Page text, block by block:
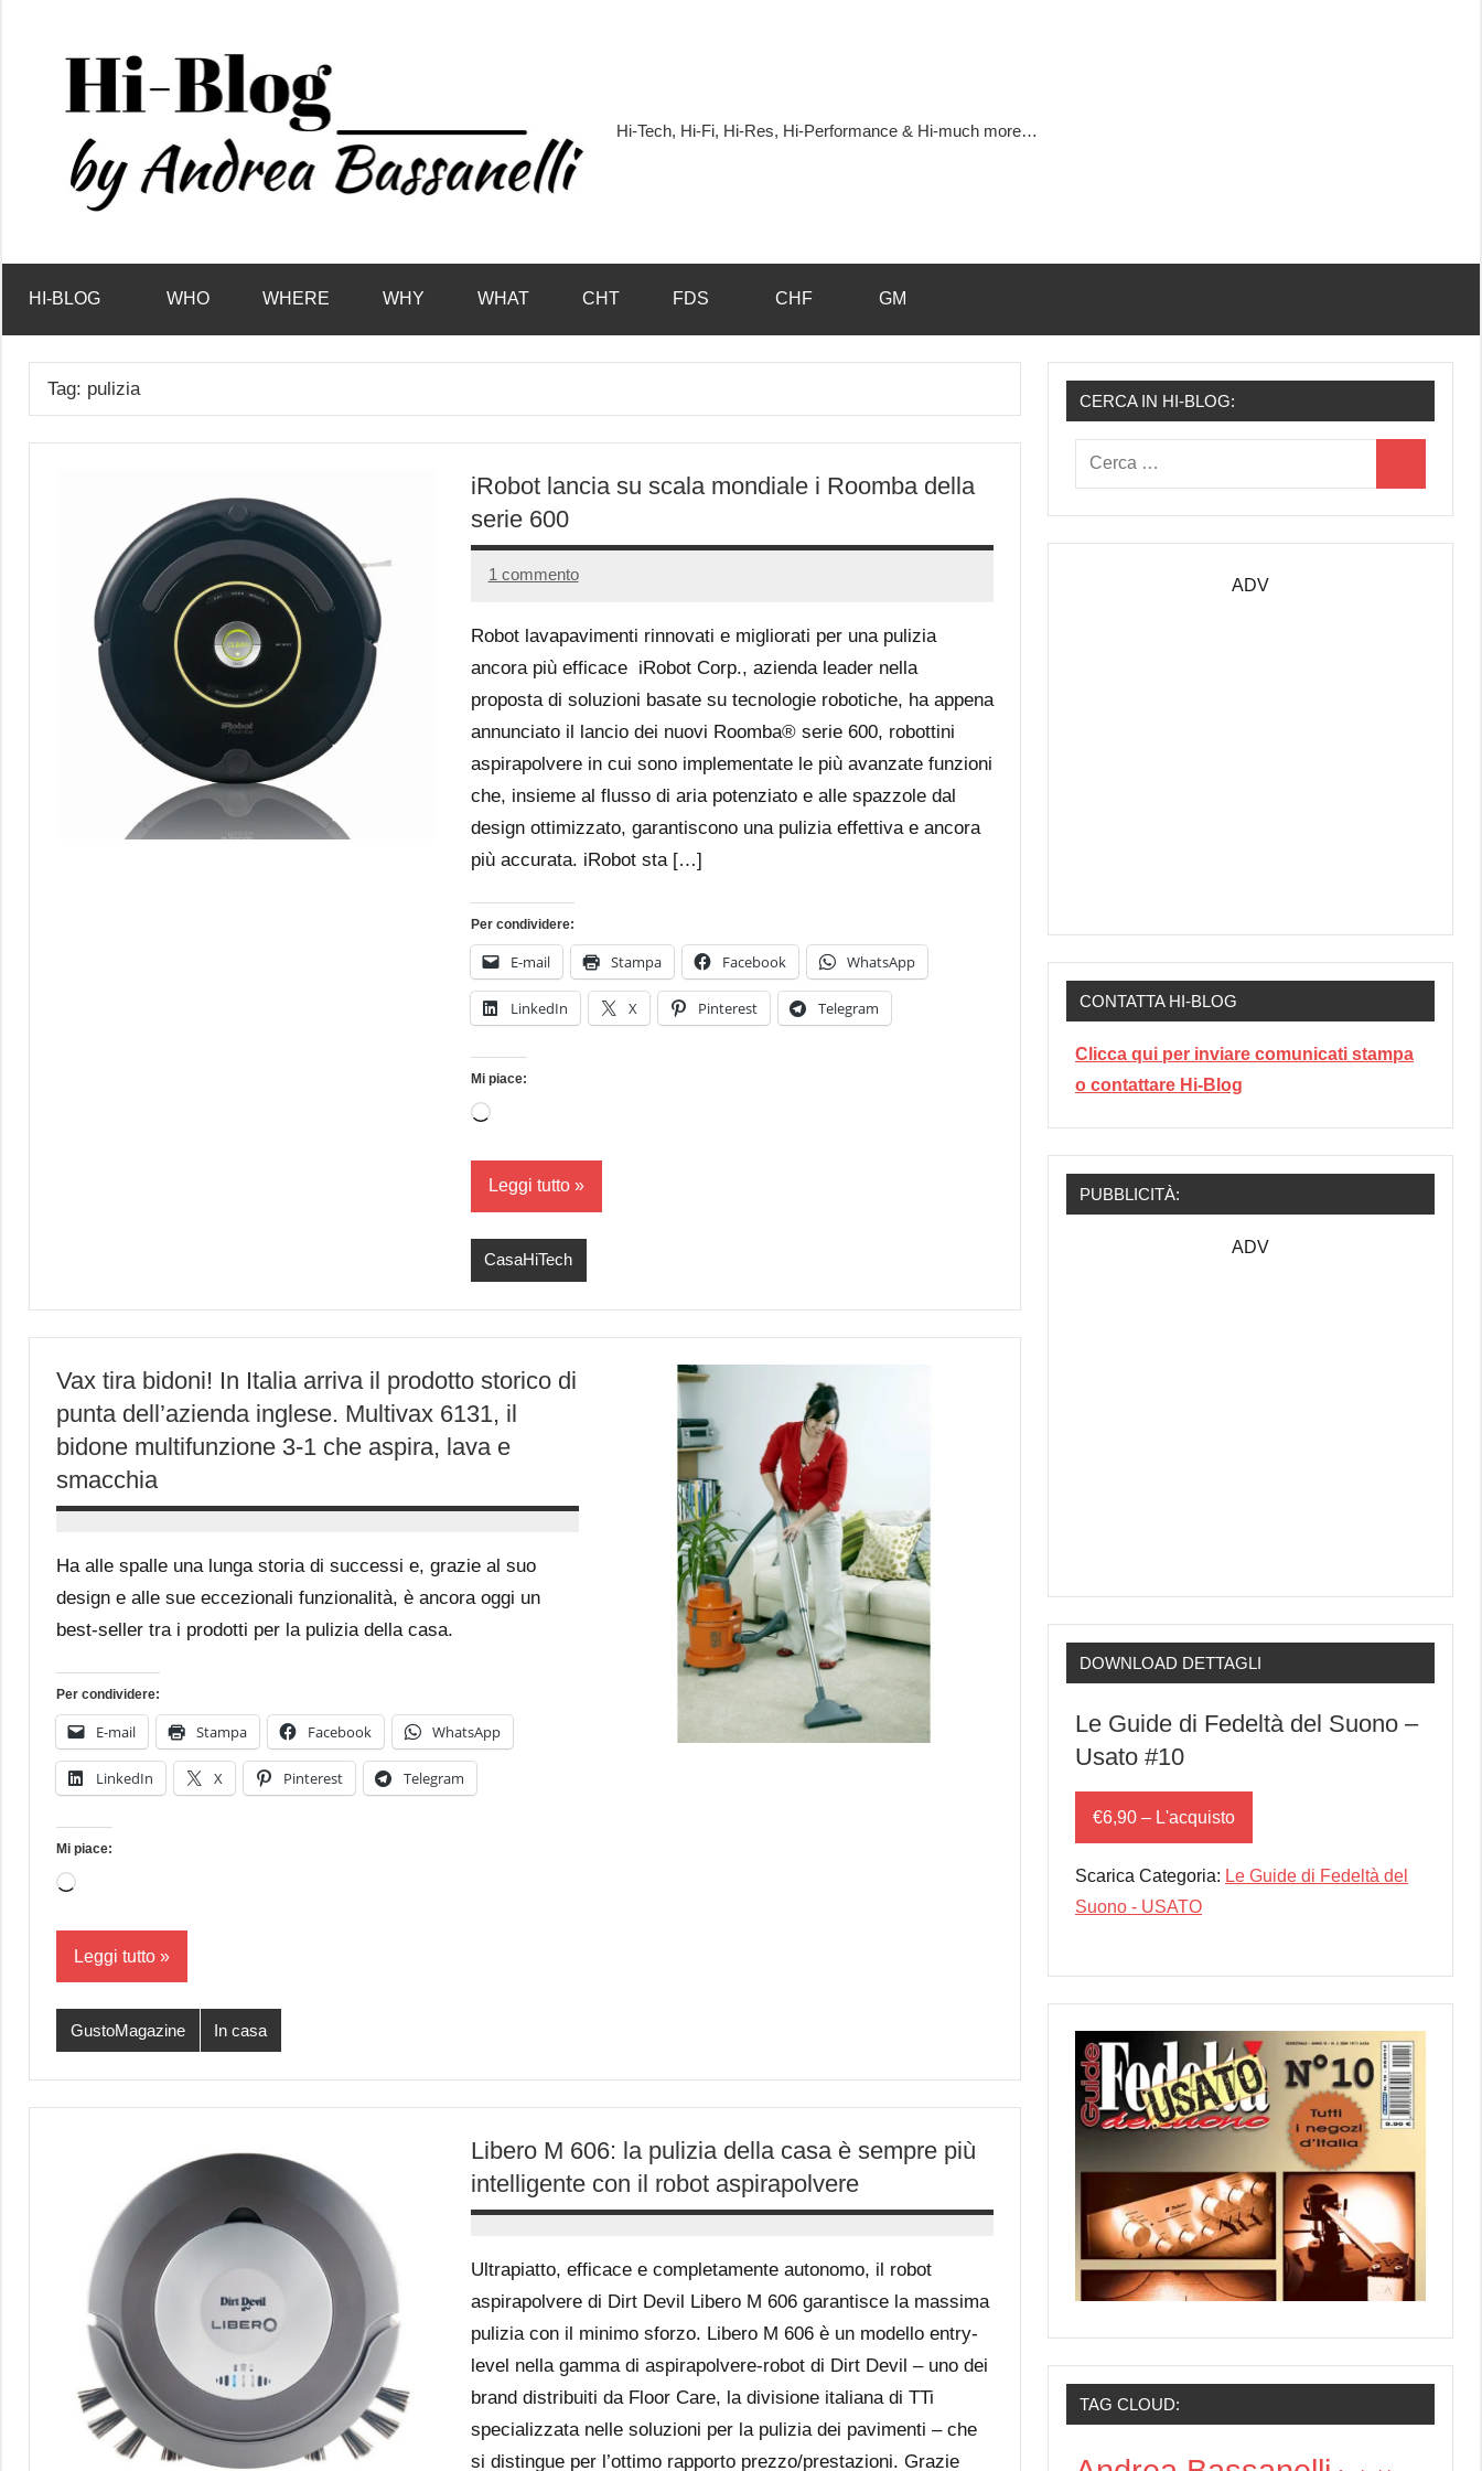
by
Andrea
Bassanelli
Hi-Tech, Hi-Fi, Hi-Res, Hi-Performance & Hi-much more…
HI-BLOG WHO WHERE WHY WHAT CHT FDS CHF GM
Tag: pulizia
iRobot lancia su scala mondiale i Roomba della
serie 600
26
2016
Andrea
1 commento
Robot lavapavimenti rinnovati e migliorati per una pulizia
ancora più efficace iRobot Corp., azienda leader nella
proposta di soluzioni basate su tecnologie robotiche, ha appena
annunciato il lancio dei nuovi Roomba® serie 600, robottini
aspirapolvere in cui sono implementate le più avanzate funzioni
che, insieme al flusso di aria potenziato e alle spazzole dal
design ottimizzato, garantiscono una pulizia effettiva e ancora
più accurata. iRobot sta […]
Per condividere:
E-mail Stampa Facebook WhatsApp
LinkedIn X Pinterest Telegram
Mi piace:
Caricamento
corso…
Leggi tutto
CasaHiTech
Vax tira bidoni! In Italia arriva il prodotto storico di
punta dell’azienda inglese. Multivax 6131, il
bidone multifunzione 3-1 che aspira, lava e
smacchia
Ottobre
2016
Bassanelli
Ha alle spalle una lunga storia di successi e, grazie al suo
design e alle sue eccezionali funzionalità, è ancora oggi un
best-seller tra i prodotti per la pulizia della casa.
Per condividere:
E-mail Stampa Facebook WhatsApp
LinkedIn X Pinterest Telegram
Mi piace:
Caricamento
corso…
Leggi tutto
GustoMagazine In casa
Libero M 606: la pulizia della casa è sempre più
intelligente con il robot aspirapolvere
Dicembre
2015
Bassanelli
Ultrapiatto, efficace e completamente autonomo, il robot
aspirapolvere di Dirt Devil Libero M 606 garantisce la massima
pulizia con il minimo sforzo. Libero M 606 è un modello entry-
level nella gamma di aspirapolvere-robot di Dirt Devil – uno dei
brand distribuiti da Floor Care, la divisione italiana di TTi
specializzata nelle soluzioni per la pulizia dei pavimenti – che
si distingue per l’ottimo rapporto prezzo/prestazioni. Grazie
CERCA IN HI-BLOG:
Ricerca
per:
ADV
CONTATTA HI-BLOG
Clicca qui per inviare comunicati stampa
o contattare Hi-Blog
PUBBLICITÀ:
ADV
DOWNLOAD DETTAGLI
Le Guide di Fedeltà del Suono –
Usato #10
€6,90 – L'acquisto
Scarica Categoria: Le Guide di Fedeltà del
Suono - USATO
TAG CLOUD: